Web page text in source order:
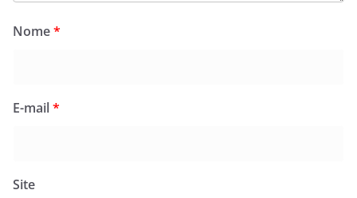
Nome*
E-mail*
Site